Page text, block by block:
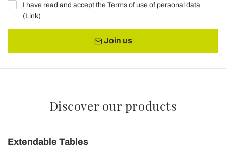
I have read and accept the Terms of use of personal data
(Link)
Join us
Discover our products
Extendable Tables